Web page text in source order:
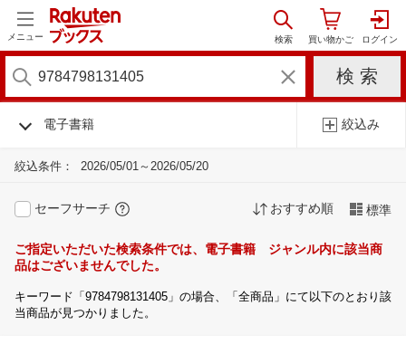
メニュー
電子書籍 絞込み
絞込条件： 2026/05/01～2026/05/20
セーフサーチ おすすめ順 標準
ご指定いただいた検索条件では、電子書籍 ジャンル内に該当商
品はございませんでした。
キーワード「9784798131405」の場合、「全商品」にて以下のとおり該
当商品が見つかりました。